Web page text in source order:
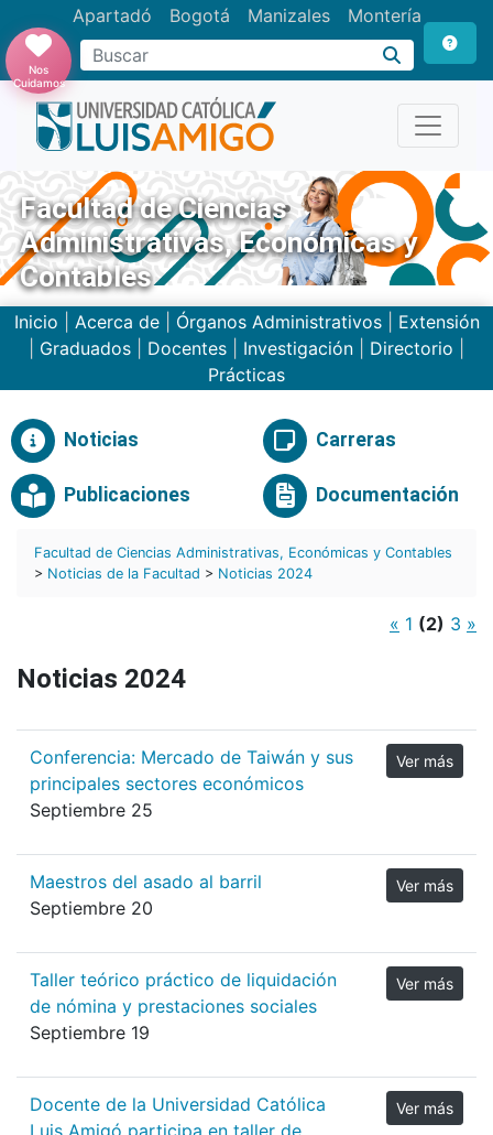
Apartadó Bogotá Manizales Montería
Buscar
Nos
Cuidamos
Facultad de Ciencias
Administrativas, Económicas y
Contables
Inicio Acerca de| Órganos Administrativos| Extensión
Graduados Docentes Investigación Directorio
Prácticas
Noticias Carreras
Publicaciones Documentación
Facultad de Ciencias Administrativas, Económicas y Contables
> Noticias de la Facultad > Noticias 2024
« 1 (2) 3 »
Noticias 2024
Conferencia: Mercado de Taiwán y sus
principales sectores económicos
Septiembre 25
Ver más
Maestros del asado al barril
Septiembre 20
Ver más
Taller teórico práctico de liquidación
de nómina y prestaciones sociales
Septiembre 19
Ver más
Docente de la Universidad Católica
Ver más